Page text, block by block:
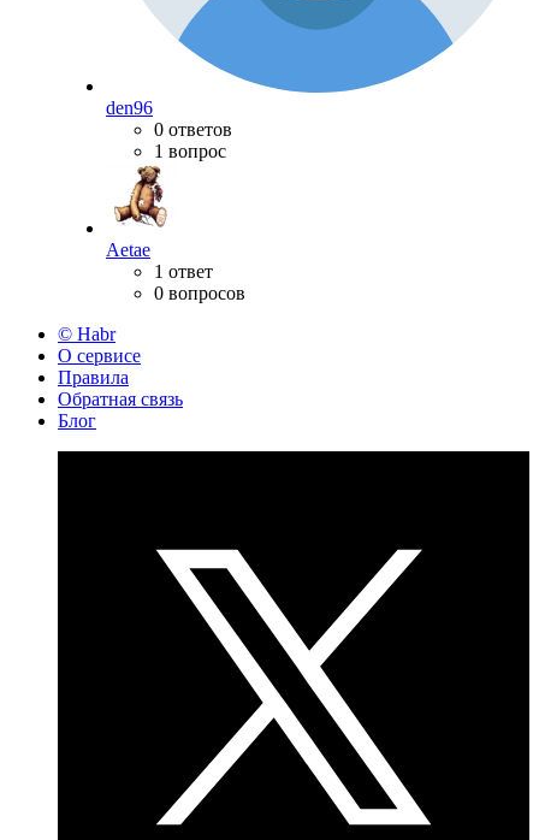
den96
0 ответов
1 вопрос
Aetae
1 ответ
0 вопросов
© Habr
О сервисе
Правила
Обратная связь
Блог